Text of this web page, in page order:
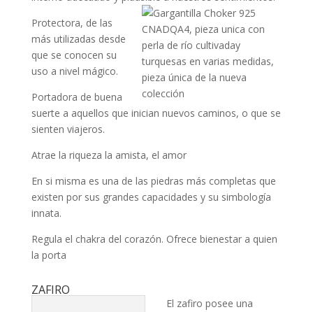
Protectora, de las
más utilizadas desde
que se conocen su
uso a nivel mágico.
Portadora de buena
suerte a aquellos que inician nuevos caminos, o que se
sienten viajeros.
Atrae la riqueza la amista, el amor
En si misma es una de las piedras más completas que
existen por sus grandes capacidades y su simbología
innata.
Regula el chakra del corazón. Ofrece bienestar a quien
la porta
ZAFIRO
El zafiro posee una